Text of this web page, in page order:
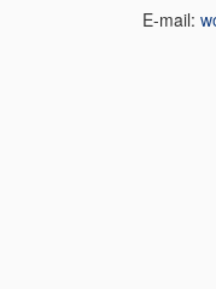
E-mail: